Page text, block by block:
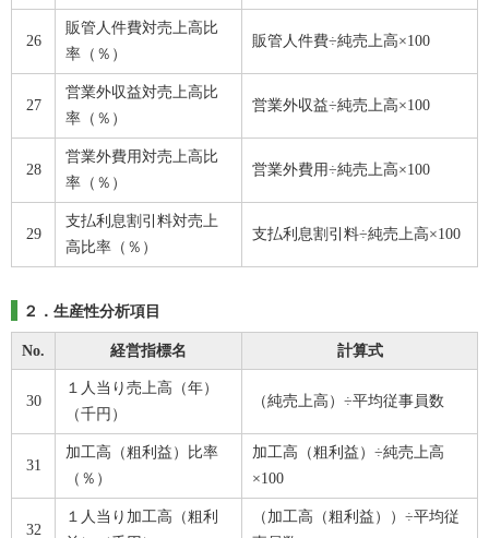
26
販管人件費対売上高比
率（％）
販管人件費÷純売上高×100
27
営業外収益対売上高比
率（％）
営業外収益÷純売上高×100
28
営業外費用対売上高比
率（％）
営業外費用÷純売上高×100
29
支払利息割引料対売上
高比率（％）
支払利息割引料÷純売上高×100
２．生産性分析項目
No. 経営指標名 計算式
30
１人当り売上高（年）
（千円）
（純売上高）÷平均従事員数
31
加工高（粗利益）比率
（％）
加工高（粗利益）÷純売上高
×100
32
１人当り加工高（粗利
（加工高（粗利益））÷平均従